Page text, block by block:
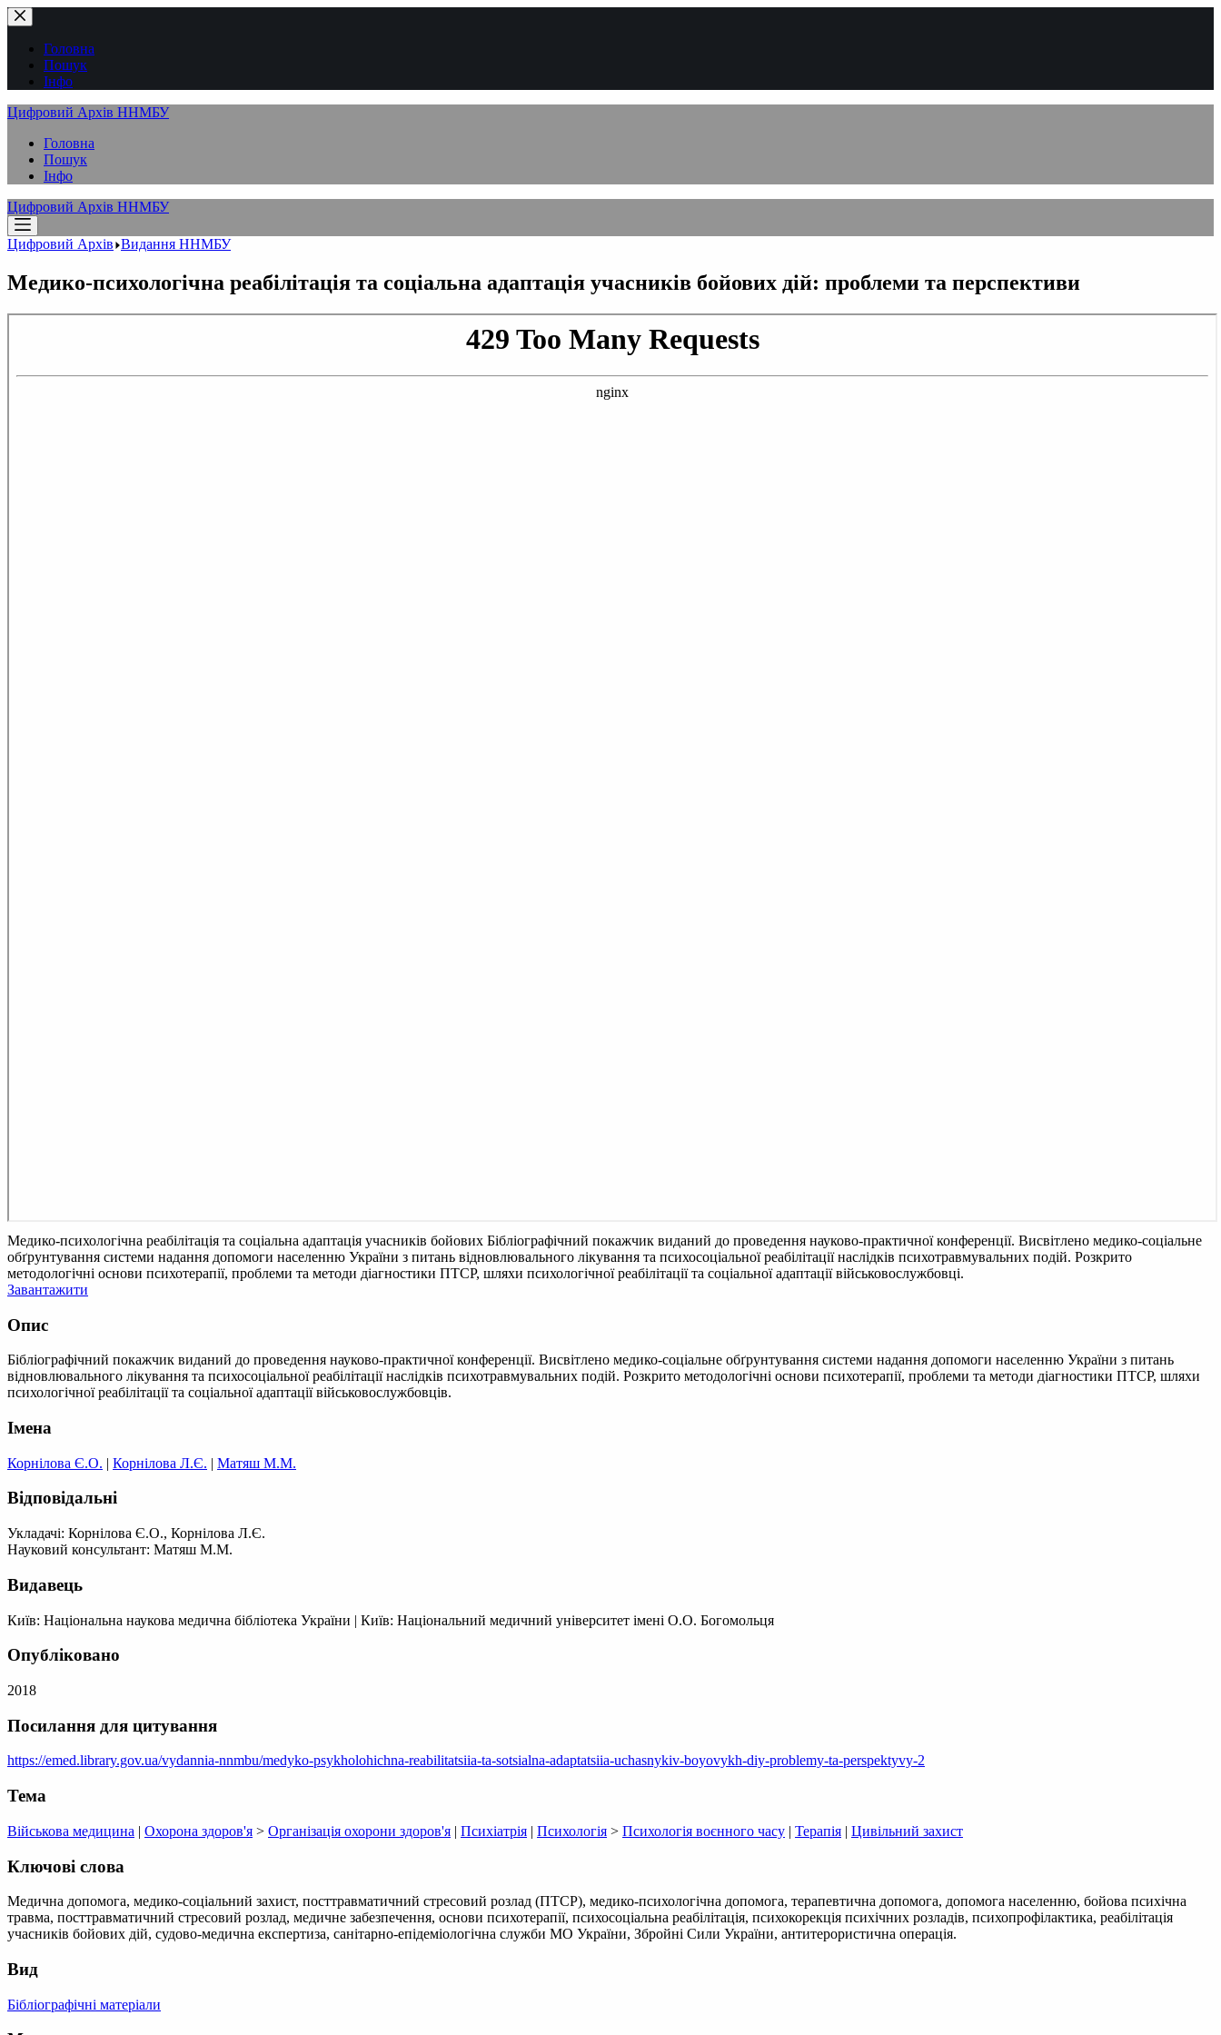
Перейти
до
вмістуГоловна
Пошук
Інфо
Цифровий Архів ННМБУ
Головна
Пошук
Інфо
Цифровий Архів ННМБУ
Цифровий Архів Видання ННМБУ
Медико-психологічна реабілітація та соціальна адаптація учасників бойових дій: проблеми та перспективи
Медико-психологічна реабілітація та соціальна адаптація учасників бойових Бібліографічний покажчик виданий до проведення науково-практичної конференції. Висвітлено медико-соціальне
обґрунтування системи надання допомоги населенню України з питань відновлювального лікування та психосоціальної реабілітації наслідків психотравмувальних подій. Розкрито
методологічні основи психотерапії, проблеми та методи діагностики ПТСР, шляхи психологічної реабілітації та соціальної адаптації військовослужбовці.
Завантажити
Опис
Бібліографічний покажчик виданий до проведення науково-практичної конференції. Висвітлено медико-соціальне обґрунтування системи надання допомоги населенню України з питань
відновлювального лікування та психосоціальної реабілітації наслідків психотравмувальних подій. Розкрито методологічні основи психотерапії, проблеми та методи діагностики ПТСР, шляхи
психологічної реабілітації та соціальної адаптації військовослужбовців.
Імена
Корнілова Є.О. | Корнілова Л.Є. | Матяш М.М.
Відповідальні
Укладачі: Корнілова Є.О., Корнілова Л.Є.
Науковий консультант: Матяш М.М.
Видавець
Київ: Національна наукова медична бібліотека України | Київ: Національний медичний університет імені О.О. Богомольця
Опубліковано
2018
Посилання для цитування
https://emed.library.gov.ua/vydannia-nnmbu/medyko-psykholohichna-reabilitatsiia-ta-sotsialna-adaptatsiia-uchasnykiv-boyovykh-diy-problemy-ta-perspektyvy-2
Тема
Військова медицина | Охорона здоров'я > Організація охорони здоров'я | Психіатрія | Психологія > Психологія воєнного часу | Терапія | Цивільний захист
Ключові слова
Медична допомога, медико-соціальний захист, посттравматичний стресовий розлад (ПТСР), медико-психологічна допомога, терапевтична допомога, допомога населенню, бойова психічна
травма, посттравматичний стресовий розлад, медичне забезпечення, основи психотерапії, психосоціальна реабілітація, психокорекція психічних розладів, психопрофілактика, реабілітація
учасників бойових дій, судово-медична експертиза, санітарно-епідеміологічна служби МО України, Збройні Сили України, антитерористична операція.
Вид
Бібліографічні матеріали